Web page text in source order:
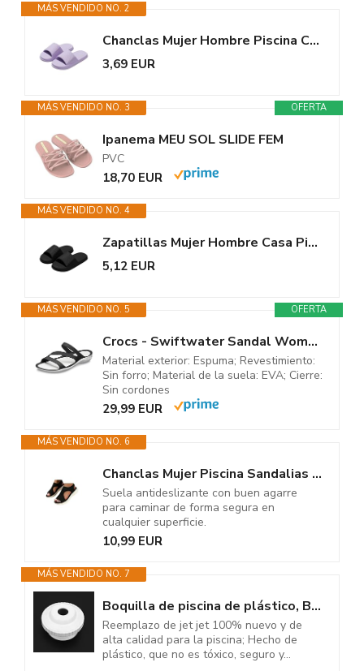
MÁS VENDIDO NO. 2
Chanclas Mujer Hombre Piscina Casa Suaves Verano Sandalias Ducha Playa...
3,69 EUR
OFERTA
MÁS VENDIDO NO. 3
Ipanema MEU SOL SLIDE FEM
PVC
18,70 EUR
MÁS VENDIDO NO. 4
Zapatillas Mujer Hombre Casa Piscina Cómodas Verano Chanclas Baño Playa...
5,12 EUR
OFERTA
MÁS VENDIDO NO. 5
Crocs - Swiftwater Sandal Women, Sandalias de Punta Descubierta Mujer,...
Material exterior: Espuma; Revestimiento:
Sin forro; Material de la suela: EVA; Cierre:
Sin cordones
29,99 EUR
MÁS VENDIDO NO. 6
Chanclas Mujer Piscina Sandalias Deportivas ortopédica para Mujer Moda...
Suela antideslizante con buen agarre
para caminar de forma segura en
cualquier superficie.
10,99 EUR
MÁS VENDIDO NO. 7
Boquilla de piscina de plástico, Boquilla de chorro de piscina, Garden Spa...
Reemplazo de jet jet 100% nuevo y de
alta calidad para la piscina; Hecho de
plástico, que no es tóxico, seguro y...